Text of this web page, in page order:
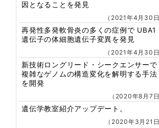
因となることを発見
2021年4月30日
再発性多発軟⾻炎の多くの症例で UBA1
遺伝⼦の体細胞遺伝⼦変異を発⾒
2021年4月30日
新技術ロングリード・シークエンサーで
複雑なゲノムの構造変化を解明する手法
を開発
2020年8月7日
遺伝学教室紹介アップデート。
2020年3月21日